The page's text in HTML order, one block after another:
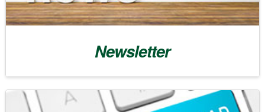
Newsletter
Please accept ourprivacy
policy.